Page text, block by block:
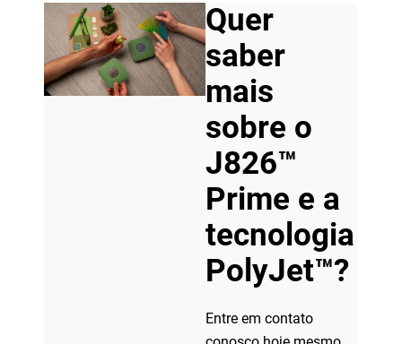
Quer
saber
mais
sobre o
J826™
Prime e a
tecnologia
PolyJet™?
Entre em contato